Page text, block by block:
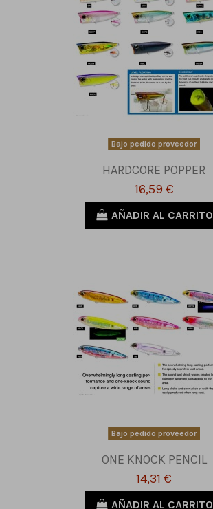
Bajo pedido proveedor
HARDCORE POPPER
16,59 €
AÑADIR AL CARRITO
Bajo pedido proveedor
ONE KNOCK PENCIL
14,31 €
AÑADIR AL CARRITO